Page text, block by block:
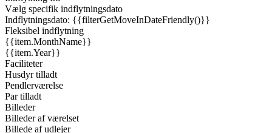
Vælg specifik indflytningsdato
Indflytningsdato: {{filterGetMoveInDateFriendly()}}
Fleksibel indflytning
{{item.MonthName}}
{{item.Year}}
Faciliteter
Husdyr tilladt
Pendlerværelse
Par tilladt
Billeder
Billeder af værelset
Billede af udlejer